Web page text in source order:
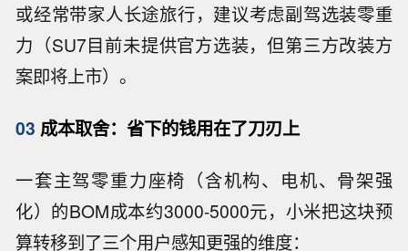
或经常带家人长途旅行，建议考虑副驾选装零重
力（SU7目前未提供官方选装，但第三方改装方
案即将上市）。
03 成本取舍：省下的钱用在了刀刃上
一套主驾零重力座椅（含机构、电机、骨架强
化）的BOM成本约3000-5000元，小米把这块预
算转移到了三个用户感知更强的维度：